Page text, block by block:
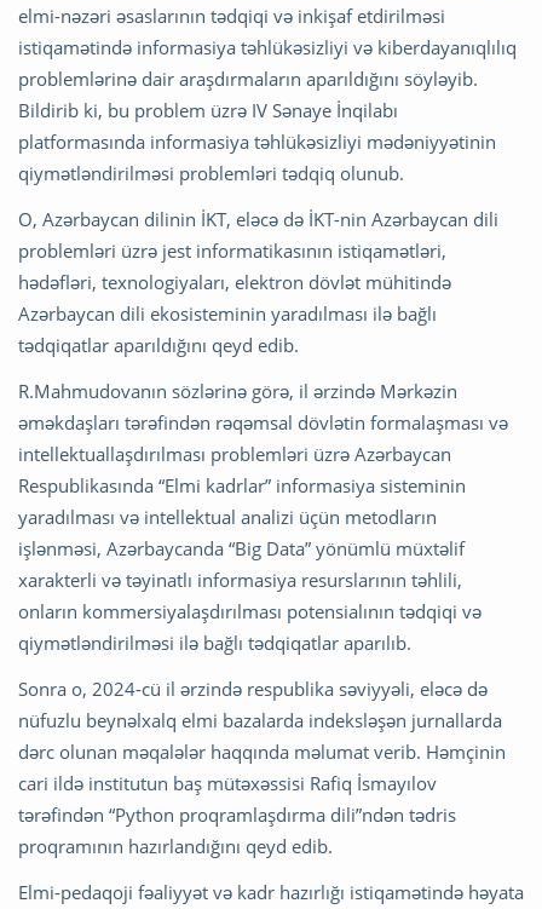
elmi-nəzəri əsaslarının tədqiqi və inkişaf etdirilməsi
istiqamətində informasiya təhlükəsizliyi və kiberdayanıqlılıq
problemlərinə dair araşdırmaların aparıldığını söyləyib.
Bildirib ki, bu problem üzrə IV Sənaye İnqilabı
platformasında informasiya təhlükəsizliyi mədəniyyətinin
qiymətləndirilməsi problemləri tədqiq olunub.
O, Azərbaycan dilinin İKT, eləcə də İKT-nin Azərbaycan dili
problemləri üzrə jest informatikasının istiqamətləri,
hədəfləri, texnologiyaları, elektron dövlət mühitində
Azərbaycan dili ekosisteminin yaradılması ilə bağlı
tədqiqatlar aparıldığını qeyd edib.
R.Mahmudovanın sözlərinə görə, il ərzində Mərkəzin
əməkdaşları tərəfindən rəqəmsal dövlətin formalaşması və
intellektuallaşdırılması problemləri üzrə Azərbaycan
Respublikasında “Elmi kadrlar” informasiya sisteminin
yaradılması və intellektual analizi üçün metodların
işlənməsi, Azərbaycanda “Big Data” yönümlü müxtəlif
xarakterli və təyinatlı informasiya resurslarının təhlili,
onların kommersiyalaşdırılması potensialının tədqiqi və
qiymətləndirilməsi ilə bağlı tədqiqatlar aparılıb.
Sonra o, 2024-cü il ərzində respublika səviyyəli, eləcə də
nüfuzlu beynəlxalq elmi bazalarda indeksləşən jurnallarda
dərc olunan məqalələr haqqında məlumat verib. Həmçinin
cari ildə institutun baş mütəxəssisi Rafiq İsmayılov
tərəfindən “Python proqramlaşdırma dili”ndən tədris
proqramının hazırlandığını qeyd edib.
Elmi-pedaqoji fəaliyyət və kadr hazırlığı istiqamətində həyata